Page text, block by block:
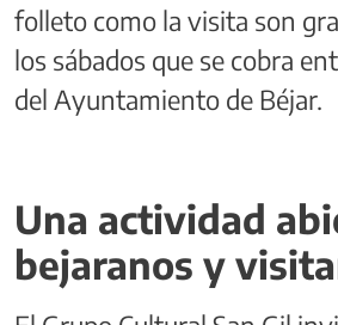
folleto como la visita son
los sábados que se cobra
del Ayuntamiento de Béjar.
Una actividad
bejaranos y